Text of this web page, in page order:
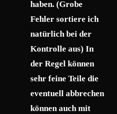
haben. (Grobe
Fehler sortiere ich
natürlich bei der
Kontrolle aus) In
der Regel können
sehr feine Teile die
eventuell abbrechen
können auch mit